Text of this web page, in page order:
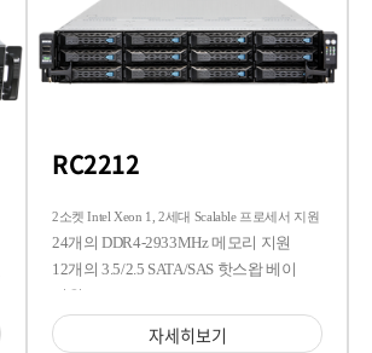
RC2212
2소켓 Intel Xeon 1, 2세대 Scalable 프로세서 지원
24개의 DDR4-2933MHz 메모리 지원
12개의 3.5/2.5 SATA/SAS 핫스왑 베이
지원
자세히보기